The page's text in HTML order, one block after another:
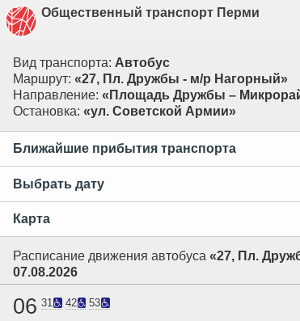
Общественный транспорт Перми
Вид транспорта: Автобус
Маршрут: «27, Пл. Дружбы - м/р Нагорный»
Направление: «Площадь Дружбы –
Остановка: «ул. Советской Армии»
Ближайшие прибытия транспорта
Выбрать дату
Карта
Расписание движения автобуса «27, Пл.
07.08.2026
06 31 42 53